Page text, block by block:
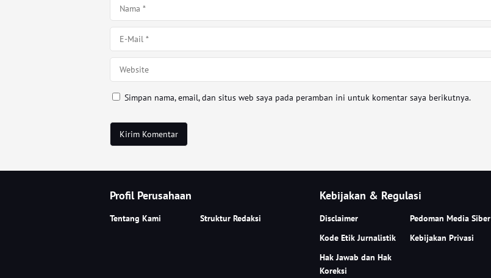
Simpan nama, email, dan situs web saya pada peramban ini untuk komentar saya berikutnya.
Profil Perusahaan
Tentang Kami Struktur Redaksi
Kebijakan & Regulasi
Disclaimer
Pedoman Media Siber
Kode Etik Jurnalistik
Kebijakan Privasi
Hak Jawab dan Hak
Koreksi